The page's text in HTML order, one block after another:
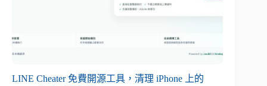
LINE Cheater 免費開源工具，清理 iPhone 上的